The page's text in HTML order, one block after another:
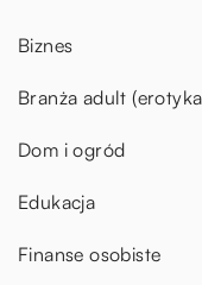
Biznes
Branża adult
Dom i ogród
Edukacja
Finanse osobiste